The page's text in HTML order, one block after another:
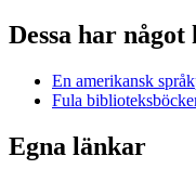
Dessa har
En amerikansk
Fula
Egna länkar